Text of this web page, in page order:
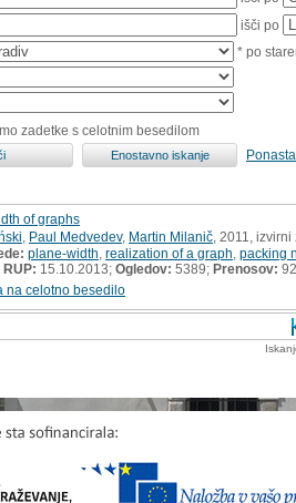
išči po
* po
zadetke s celotnim besedilom
of graphs
Paul Medvedev, Martin Milanič , 2011,
plane-width realization of a graph packing
15.10.2013; Ogledov: 5389; Prenosov: 92
na celotno besedilo